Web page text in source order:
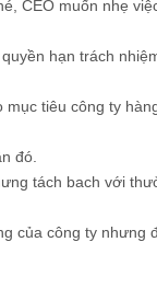
CEO muốn nhẹ
hạn trách
tiêu công ty
đó.
tách bach với
của công ty nhưng